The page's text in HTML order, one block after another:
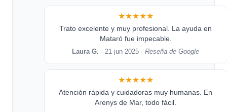
★★★★★
Trato excelente y muy profesional. La ayuda en
Mataró fue impecable.
Laura G. · 21 jun 2025 ·Reseña de Google
★★★★★
Atención rápida y cuidadoras muy humanas. En
Arenys de Mar, todo fácil.